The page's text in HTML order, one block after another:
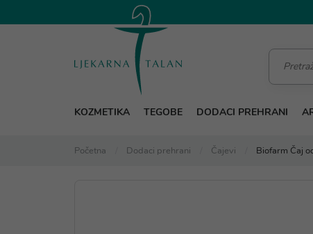
KOZMETIKA TEGOBE DODACI PREHRANI
Početna Dodaci prehrani Čajevi Biofarm Čaj